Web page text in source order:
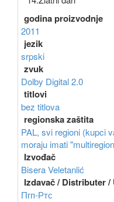
godina proizvodnje
2011
jezik
srpski
zvuk
Dolby Digital 2.0
titlovi
bez titlova
regionska zaštita
PAL, svi regioni (kupci
moraju imati
Izvođač
Bisera Veletanlić
Izdavač / Distributer /
Пгп-Ртс